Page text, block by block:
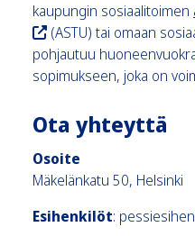
kaupungin sosiaalitoimen
(ASTU) tai omaan
pohjautuu
sopimukseen, joka on
Ota yhteyttä
Osoite
Mäkelänkatu 50, Helsinki
Esihenkilöt: